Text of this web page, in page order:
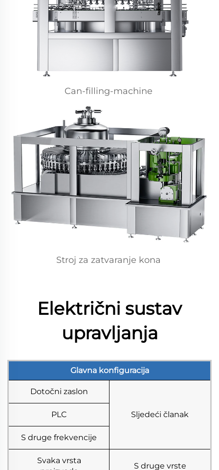
Can-filling-machine
Stroj za zatvaranje kona
Električni sustav
upravljanja
Glavna konfiguracija
Dotočni zaslon
Sljedeći članak
PLC
S druge frekvencije
Svaka vrsta
S druge vrste